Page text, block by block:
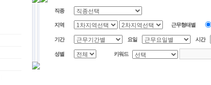
직종
지역 근무형태별
기간 요일 시간
성별 키워드